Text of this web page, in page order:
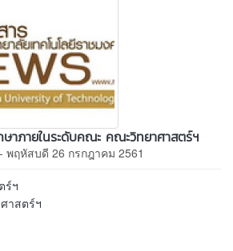
าภายในระดับคณะ คณะวิทยาศาสตร์ฯ
พฤหัสบดี 26 กรกฎาคม 2561
ร์ฯ
าสตร์ฯ